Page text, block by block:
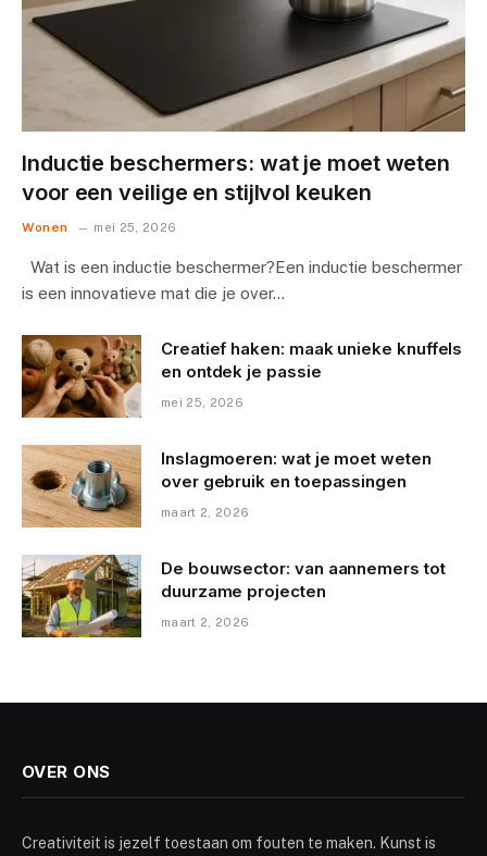
Inductie beschermers: wat je moet weten
voor een veilige en stijlvol keuken
Wonen mei 25, 2026
Wat is een inductie beschermer?Een inductie beschermer
is een innovatieve mat die je over…
Creatief haken: maak unieke knuffels
en ontdek je passie
mei 25, 2026
Inslagmoeren: wat je moet weten
over gebruik en toepassingen
maart 2, 2026
De bouwsector: van aannemers tot
duurzame projecten
maart 2, 2026
OVER ONS
Creativiteit is jezelf toestaan om fouten te maken. Kunst is